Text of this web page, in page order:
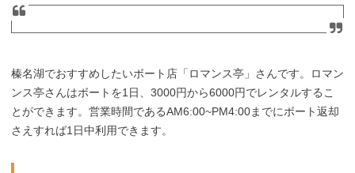
榛名湖でおすすめしたいボート店「ロマンス亭」さんです。ロマン
ンス亭さんはボートを1日、3000円から6000円でレンタルするこ
とができます。営業時間であるAM6:00~PM4:00までにボート返却
さえすれば1日中利用できます。